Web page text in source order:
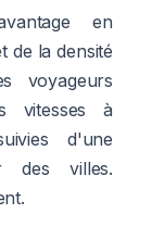
en
de la densité
voyageurs
vitesses à
d'une
des villes.